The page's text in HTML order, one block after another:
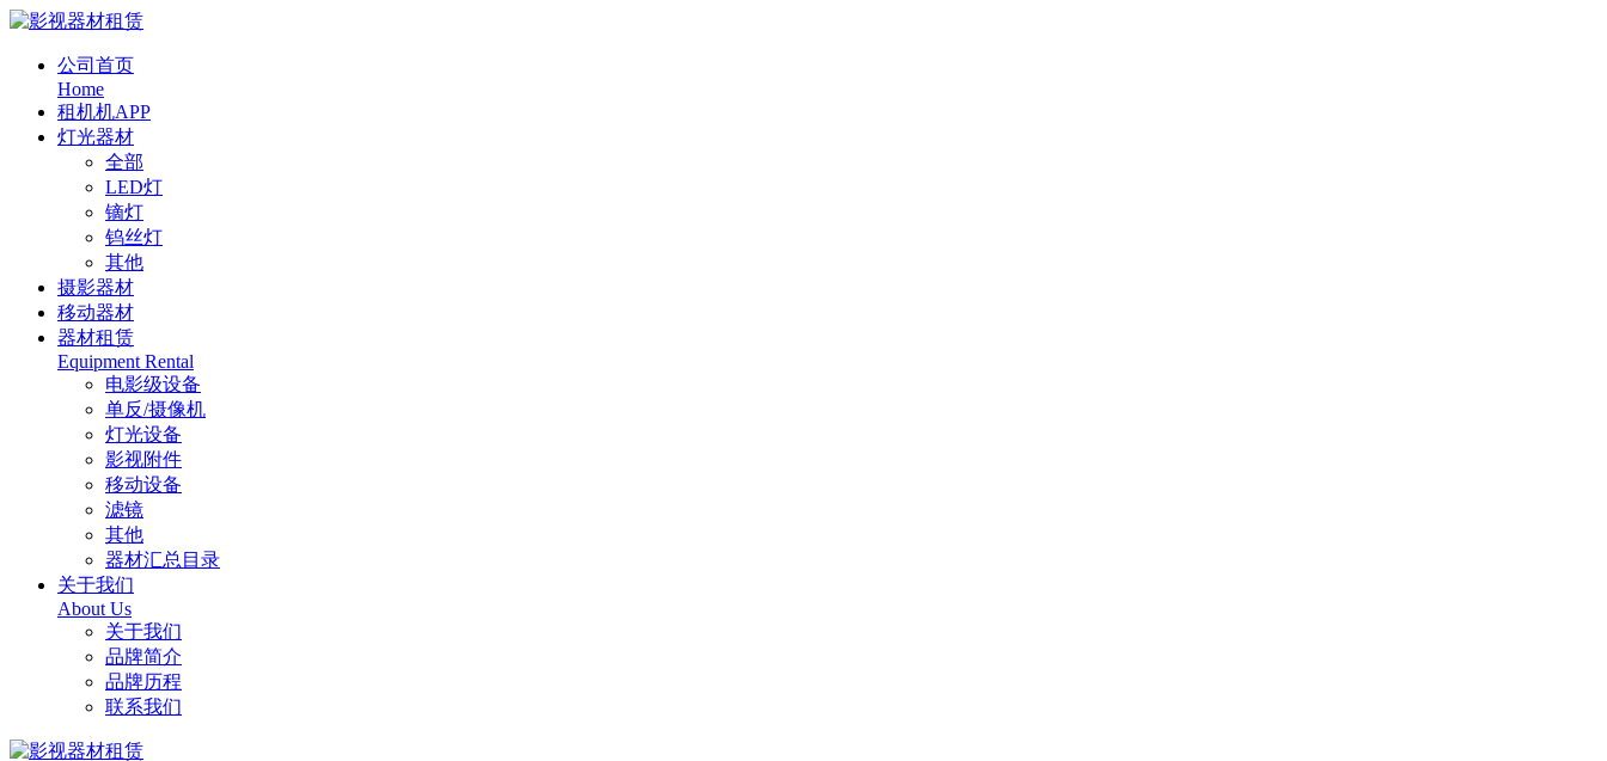
公司首页
Home
租机机APP
灯光器材
全部
LED灯
镝灯
钨丝灯
其他
摄影器材
移动器材
器材租赁
Equipment Rental
电影级设备
单反/摄像机
灯光设备
影视附件
移动设备
滤镜
其他
器材汇总目录
关于我们
About Us
关于我们
品牌简介
品牌历程
联系我们